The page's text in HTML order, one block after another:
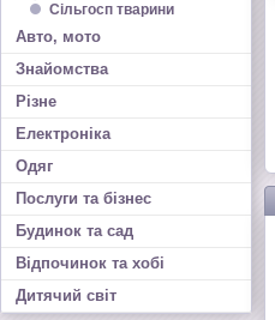
Сільгосп тварини
Авто, мото
Знайомства
Різне
Електроніка
Одяг
Послуги та бізнес
Будинок та сад
Відпочинок та хобі
Дитячий світ